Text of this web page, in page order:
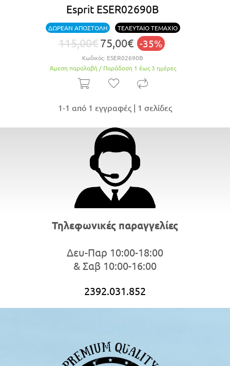
Esprit ESER02690B
ΔΩΡΕΑΝ ΑΠΟΣΤΟΛΗ ΤΕΛΕΥΤΑΙΟ ΤΕΜΑΧΙΟ
115,00€75,00€ -35%
Κωδικός: ESER02690B
Άμεση παραλαβή / Παράδoση 1 έως 3 ημέρες
1-1 από 1 εγγραφές | 1 σελίδες
Τηλεφωνικές παραγγελίες
Δευ-Παρ 10:00-18:00
& Σαβ 10:00-16:00
2392.031.852